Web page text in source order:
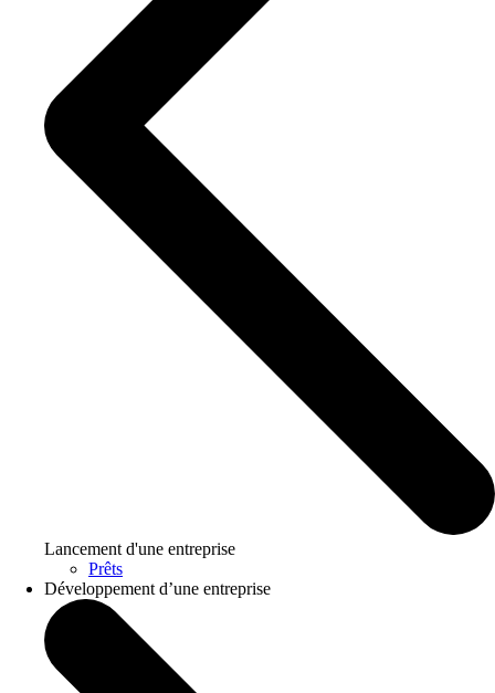
Lancement d'une entreprise
Prêts
Développement d’une entreprise